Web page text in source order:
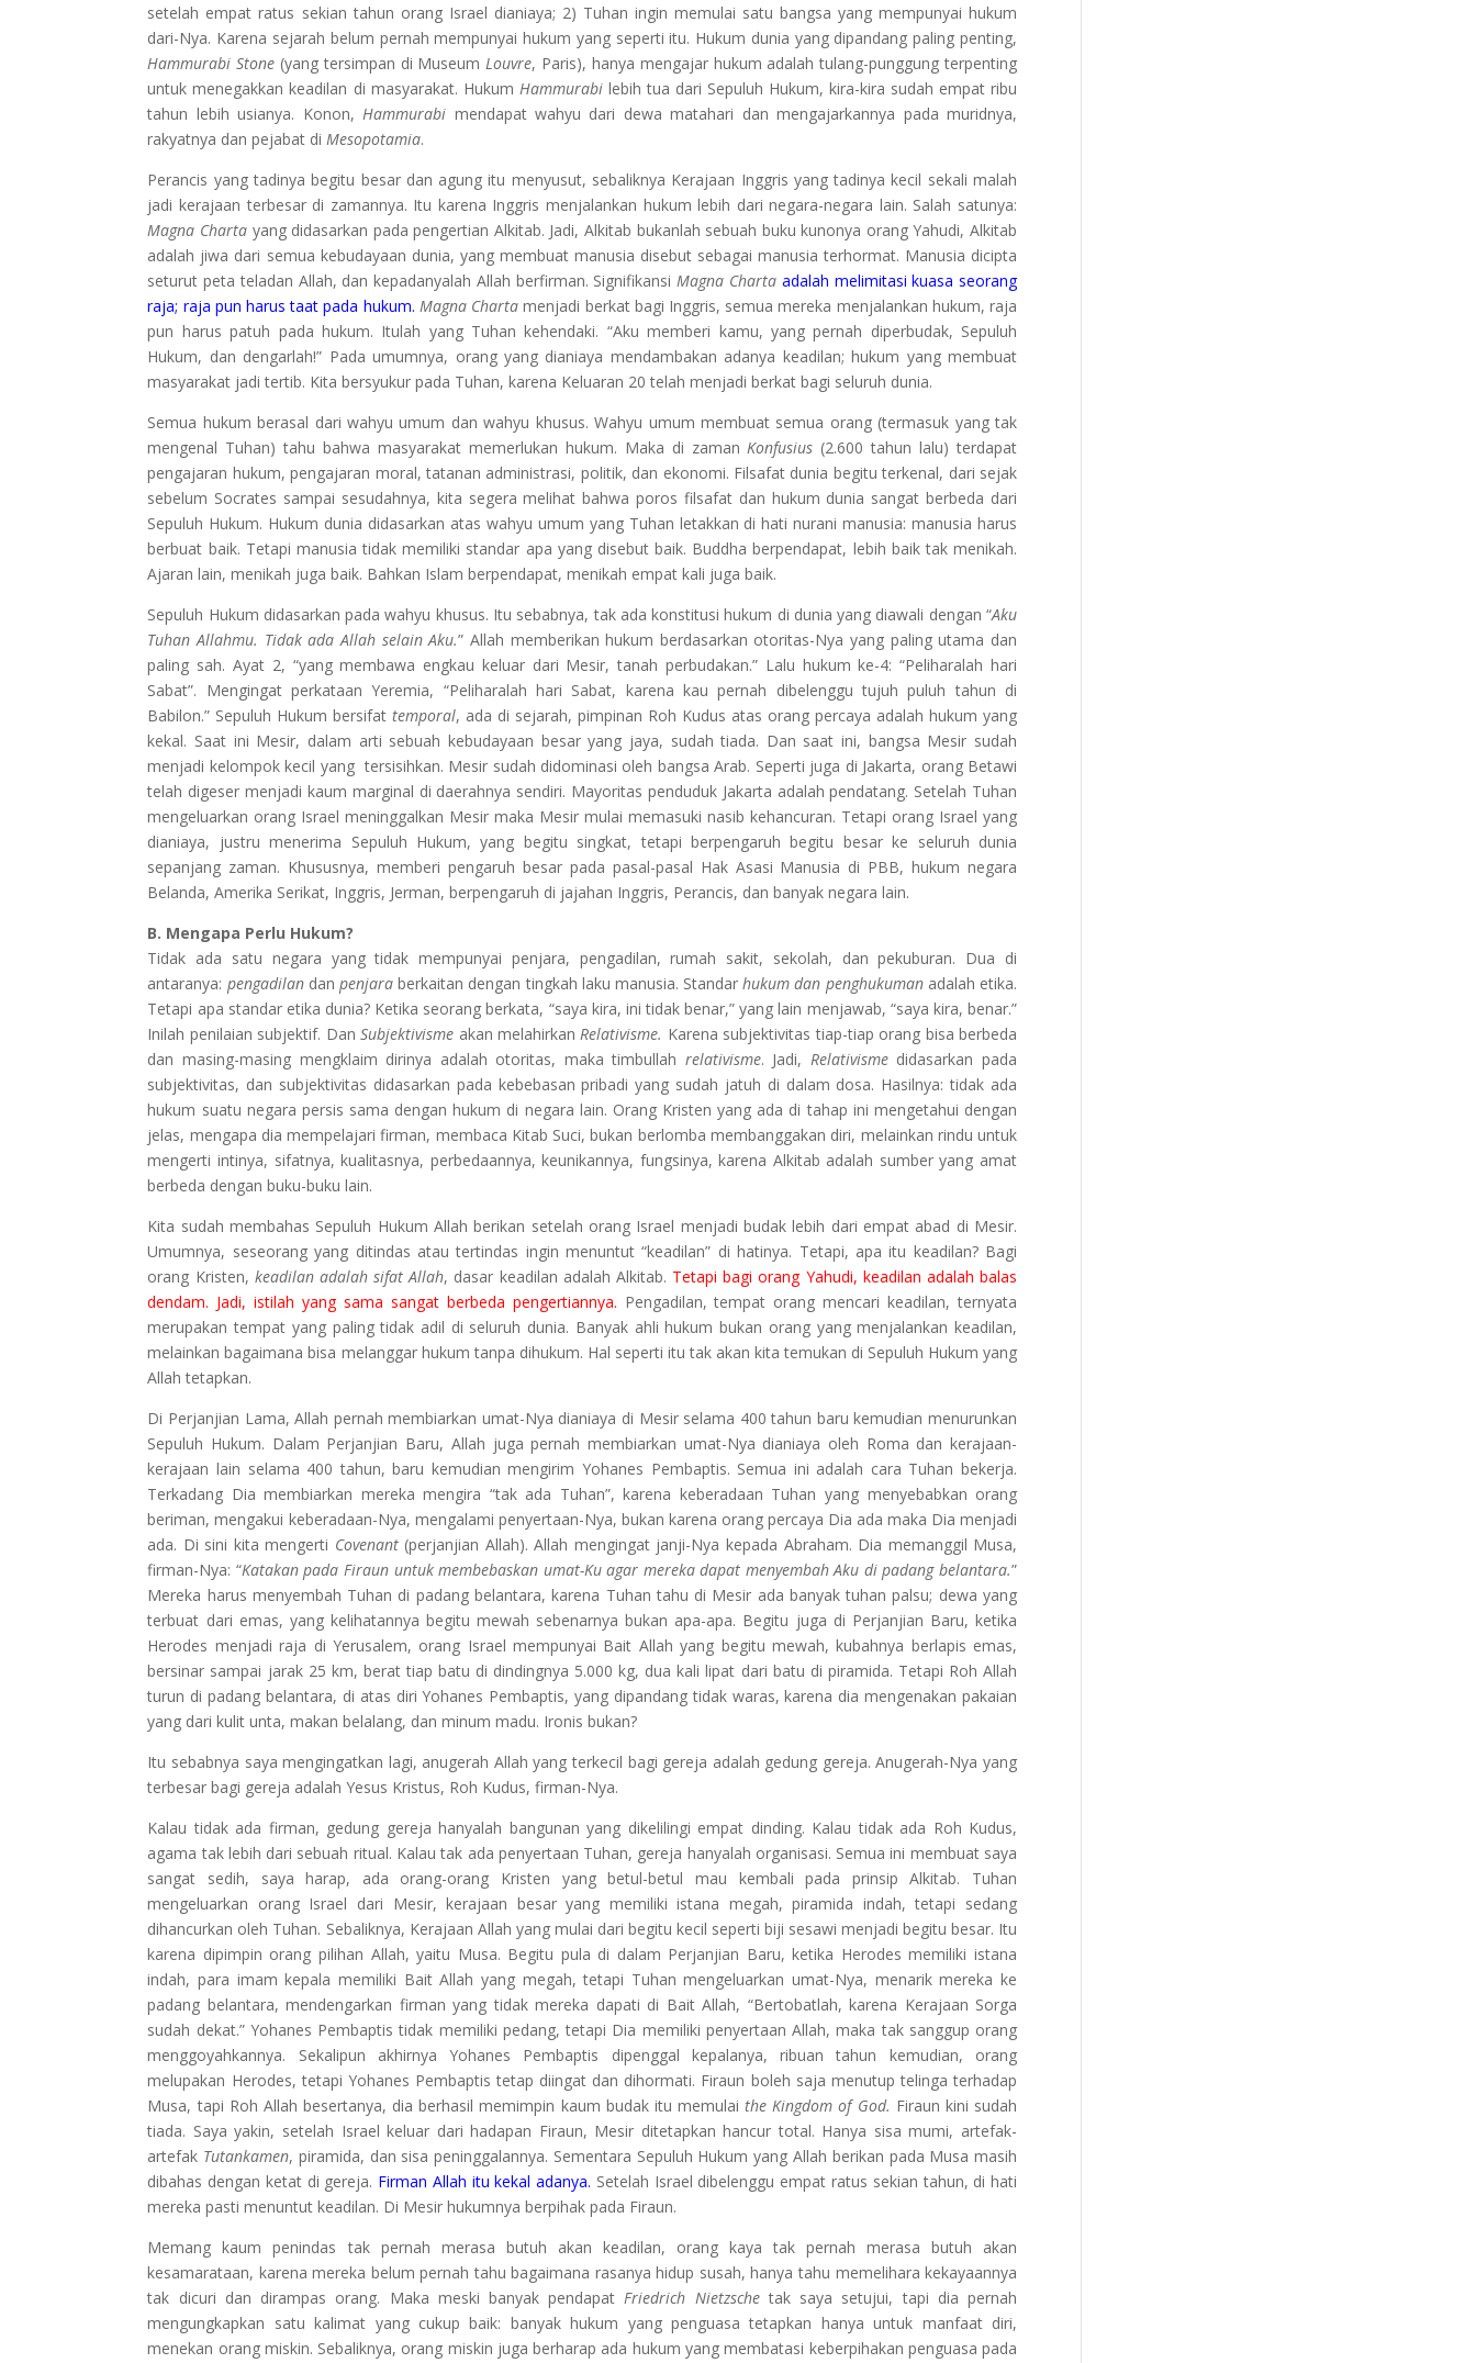
setelah empat ratus sekian tahun orang Israel dianiaya; 2) Tuhan ingin memulai satu bangsa yang mempunyai hukum
dari-Nya. Karena sejarah belum pernah mempunyai hukum yang seperti itu. Hukum dunia yang dipandang paling penting,
Hammurabi Stone (yang tersimpan di MuseumLouvre, Paris), hanya mengajar hukum adalah tulang-punggung terpenting
untuk menegakkan keadilan di masyarakat. Hukum Hammurabilebih tua dari Sepuluh Hukum, kira-kira sudah empat ribu
tahun lebih usianya. Konon,Hammurabi mendapat wahyu dari dewa matahari dan mengajarkannya pada muridnya,
rakyatnya dan pejabat diMesopotamia.
Perancis yang tadinya begitu besar dan agung itu menyusut, sebaliknya Kerajaan Inggris yang tadinya kecil sekali malah
jadi kerajaan terbesar di zamannya. Itu karena Inggris menjalankan hukum lebih dari negara-negara lain. Salah satunya:
Magna Chartayang didasarkan pada pengertian Alkitab. Jadi, Alkitab bukanlah sebuah buku kunonya orang Yahudi, Alkitab
adalah jiwa dari semua kebudayaan dunia, yang membuat manusia disebut sebagai manusia terhormat. Manusia dicipta
seturut peta teladan Allah, dan kepadanyalah Allah berfirman. SignifikansiMagna Charta adalah melimitasi kuasa seorang
raja; raja pun harus taat pada hukum. Magna Charta menjadi berkat bagi Inggris, semua mereka menjalankan hukum, raja
pun harus patuh pada hukum. Itulah yang Tuhan kehendaki. “Aku memberi kamu, yang pernah diperbudak, Sepuluh
Hukum, dan dengarlah!” Pada umumnya, orang yang dianiaya mendambakan adanya keadilan; hukum yang membuat
masyarakat jadi tertib. Kita bersyukur pada Tuhan, karena Keluaran 20 telah menjadi berkat bagi seluruh dunia.
Semua hukum berasal dari wahyu umum dan wahyu khusus. Wahyu umum membuat semua orang (termasuk yang tak
mengenal Tuhan) tahu bahwa masyarakat memerlukan hukum. Maka di zamanKonfusius (2.600 tahun lalu) terdapat
pengajaran hukum, pengajaran moral, tatanan administrasi, politik, dan ekonomi. Filsafat dunia begitu terkenal, dari sejak
sebelum Socrates sampai sesudahnya, kita segera melihat bahwa poros filsafat dan hukum dunia sangat berbeda dari
Sepuluh Hukum. Hukum dunia didasarkan atas wahyu umum yang Tuhan letakkan di hati nurani manusia: manusia harus
berbuat baik. Tetapi manusia tidak memiliki standar apa yang disebut baik. Buddha berpendapat, lebih baik tak menikah.
Ajaran lain, menikah juga baik. Bahkan Islam berpendapat, menikah empat kali juga baik.
Sepuluh Hukum didasarkan pada wahyu khusus. Itu sebabnya, tak ada konstitusi hukum di dunia yang diawali dengan “Aku
Tuhan Allahmu. Tidak ada Allah selain Aku.” Allah memberikan hukum berdasarkan otoritas-Nya yang paling utama dan
paling sah. Ayat 2, “yang membawa engkau keluar dari Mesir, tanah perbudakan.” Lalu hukum ke-4: “Peliharalah hari
Sabat”. Mengingat perkataan Yeremia, “Peliharalah hari Sabat, karena kau pernah dibelenggu tujuh puluh tahun di
Babilon.” Sepuluh Hukum bersifattemporal, ada di sejarah, pimpinan Roh Kudus atas orang percaya adalah hukum yang
kekal. Saat ini Mesir, dalam arti sebuah kebudayaan besar yang jaya, sudah tiada. Dan saat ini, bangsa Mesir sudah
menjadi kelompok kecil yang tersisihkan. Mesir sudah didominasi oleh bangsa Arab. Seperti juga di Jakarta, orang Betawi
telah digeser menjadi kaum marginal di daerahnya sendiri. Mayoritas penduduk Jakarta adalah pendatang. Setelah Tuhan
mengeluarkan orang Israel meninggalkan Mesir maka Mesir mulai memasuki nasib kehancuran. Tetapi orang Israel yang
dianiaya, justru menerima Sepuluh Hukum, yang begitu singkat, tetapi berpengaruh begitu besar ke seluruh dunia
sepanjang zaman. Khususnya, memberi pengaruh besar pada pasal-pasal Hak Asasi Manusia di PBB, hukum negara
Belanda, Amerika Serikat, Inggris, Jerman, berpengaruh di jajahan Inggris, Perancis, dan banyak negara lain.
B. Mengapa Perlu Hukum?
Tidak ada satu negara yang tidak mempunyai penjara, pengadilan, rumah sakit, sekolah, dan pekuburan. Dua di
antaranya: pengadilandan penjaraberkaitan dengan tingkah laku manusia. Standarhukum dan penghukumanadalah etika.
Tetapi apa standar etika dunia? Ketika seorang berkata, “saya kira, ini tidak benar,” yang lain menjawab, “saya kira, benar.”
Inilah penilaian subjektif. DanSubjektivisme akan melahirkanRelativisme. Karena subjektivitas tiap-tiap orang bisa berbeda
dan masing-masing mengklaim dirinya adalah otoritas, maka timbullah relativisme. Jadi, Relativismedidasarkan pada
subjektivitas, dan subjektivitas didasarkan pada kebebasan pribadi yang sudah jatuh di dalam dosa. Hasilnya: tidak ada
hukum suatu negara persis sama dengan hukum di negara lain. Orang Kristen yang ada di tahap ini mengetahui dengan
jelas, mengapa dia mempelajari firman, membaca Kitab Suci, bukan berlomba membanggakan diri, melainkan rindu untuk
mengerti intinya, sifatnya, kualitasnya, perbedaannya, keunikannya, fungsinya, karena Alkitab adalah sumber yang amat
berbeda dengan buku-buku lain.
Kita sudah membahas Sepuluh Hukum Allah berikan setelah orang Israel menjadi budak lebih dari empat abad di Mesir.
Umumnya, seseorang yang ditindas atau tertindas ingin menuntut “keadilan” di hatinya. Tetapi, apa itu keadilan? Bagi
orang Kristen, keadilan adalah sifat Allah, dasar keadilan adalah Alkitab. Tetapi bagi orang Yahudi, keadilan adalah balas
dendam. Jadi, istilah yang sama sangat berbeda pengertiannya. Pengadilan, tempat orang mencari keadilan, ternyata
merupakan tempat yang paling tidak adil di seluruh dunia. Banyak ahli hukum bukan orang yang menjalankan keadilan,
melainkan bagaimana bisa melanggar hukum tanpa dihukum. Hal seperti itu tak akan kita temukan di Sepuluh Hukum yang
Allah tetapkan.
Di Perjanjian Lama, Allah pernah membiarkan umat-Nya dianiaya di Mesir selama 400 tahun baru kemudian menurunkan
Sepuluh Hukum. Dalam Perjanjian Baru, Allah juga pernah membiarkan umat-Nya dianiaya oleh Roma dan kerajaan-
kerajaan lain selama 400 tahun, baru kemudian mengirim Yohanes Pembaptis. Semua ini adalah cara Tuhan bekerja.
Terkadang Dia membiarkan mereka mengira “tak ada Tuhan”, karena keberadaan Tuhan yang menyebabkan orang
beriman, mengakui keberadaan-Nya, mengalami penyertaan-Nya, bukan karena orang percaya Dia ada maka Dia menjadi
ada. Di sini kita mengerti Covenant(perjanjian Allah). Allah mengingat janji-Nya kepada Abraham. Dia memanggil Musa,
firman-Nya: “Katakan pada Firaun untuk membebaskan umat-Ku agar mereka dapat menyembah Aku di padang belantara.”
Mereka harus menyembah Tuhan di padang belantara, karena Tuhan tahu di Mesir ada banyak tuhan palsu; dewa yang
terbuat dari emas, yang kelihatannya begitu mewah sebenarnya bukan apa-apa. Begitu juga di Perjanjian Baru, ketika
Herodes menjadi raja di Yerusalem, orang Israel mempunyai Bait Allah yang begitu mewah, kubahnya berlapis emas,
bersinar sampai jarak 25 km, berat tiap batu di dindingnya 5.000 kg, dua kali lipat dari batu di piramida. Tetapi Roh Allah
turun di padang belantara, di atas diri Yohanes Pembaptis, yang dipandang tidak waras, karena dia mengenakan pakaian
yang dari kulit unta, makan belalang, dan minum madu. Ironis bukan?
Itu sebabnya saya mengingatkan lagi, anugerah Allah yang terkecil bagi gereja adalah gedung gereja. Anugerah-Nya yang
terbesar bagi gereja adalah Yesus Kristus, Roh Kudus, firman-Nya.
Kalau tidak ada firman, gedung gereja hanyalah bangunan yang dikelilingi empat dinding. Kalau tidak ada Roh Kudus,
agama tak lebih dari sebuah ritual. Kalau tak ada penyertaan Tuhan, gereja hanyalah organisasi. Semua ini membuat saya
sangat sedih, saya harap, ada orang-orang Kristen yang betul-betul mau kembali pada prinsip Alkitab. Tuhan
mengeluarkan orang Israel dari Mesir, kerajaan besar yang memiliki istana megah, piramida indah, tetapi sedang
dihancurkan oleh Tuhan. Sebaliknya, Kerajaan Allah yang mulai dari begitu kecil seperti biji sesawi menjadi begitu besar. Itu
karena dipimpin orang pilihan Allah, yaitu Musa. Begitu pula di dalam Perjanjian Baru, ketika Herodes memiliki istana
indah, para imam kepala memiliki Bait Allah yang megah, tetapi Tuhan mengeluarkan umat-Nya, menarik mereka ke
padang belantara, mendengarkan firman yang tidak mereka dapati di Bait Allah, “Bertobatlah, karena Kerajaan Sorga
sudah dekat.” Yohanes Pembaptis tidak memiliki pedang, tetapi Dia memiliki penyertaan Allah, maka tak sanggup orang
menggoyahkannya. Sekalipun akhirnya Yohanes Pembaptis dipenggal kepalanya, ribuan tahun kemudian, orang
melupakan Herodes, tetapi Yohanes Pembaptis tetap diingat dan dihormati. Firaun boleh saja menutup telinga terhadap
Musa, tapi Roh Allah besertanya, dia berhasil memimpin kaum budak itu memulaithe Kingdom of God. Firaun kini sudah
tiada. Saya yakin, setelah Israel keluar dari hadapan Firaun, Mesir ditetapkan hancur total. Hanya sisa mumi, artefak-
artefak Tutankamen, piramida, dan sisa peninggalannya. Sementara Sepuluh Hukum yang Allah berikan pada Musa masih
dibahas dengan ketat di gereja. Firman Allah itu kekal adanya. Setelah Israel dibelenggu empat ratus sekian tahun, di hati
mereka pasti menuntut keadilan. Di Mesir hukumnya berpihak pada Firaun.
Memang kaum penindas tak pernah merasa butuh akan keadilan, orang kaya tak pernah merasa butuh akan
kesamarataan, karena mereka belum pernah tahu bagaimana rasanya hidup susah, hanya tahu memelihara kekayaannya
tak dicuri dan dirampas orang. Maka meski banyak pendapatFriedrich Nietzschetak saya setujui, tapi dia pernah
mengungkapkan satu kalimat yang cukup baik: banyak hukum yang penguasa tetapkan hanya untuk manfaat diri,
menekan orang miskin. Sebaliknya, orang miskin juga berharap ada hukum yang membatasi keberpihakan penguasa pada